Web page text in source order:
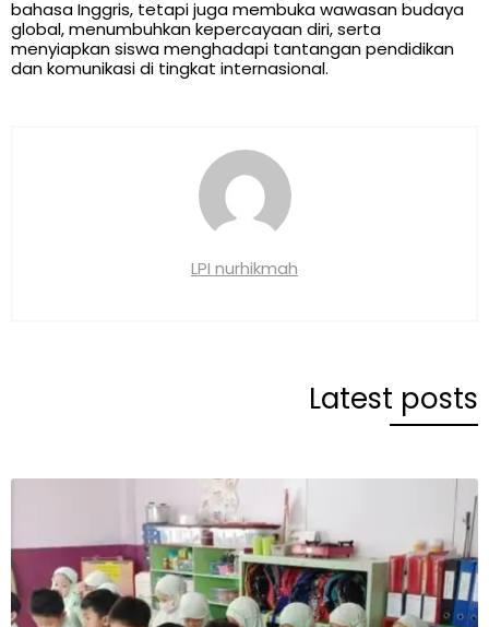
bahasa Inggris, tetapi juga membuka wawasan budaya
global, menumbuhkan kepercayaan diri, serta
menyiapkan siswa menghadapi tantangan pendidikan
dan komunikasi di tingkat internasional.
LPI nurhikmah
Latest posts